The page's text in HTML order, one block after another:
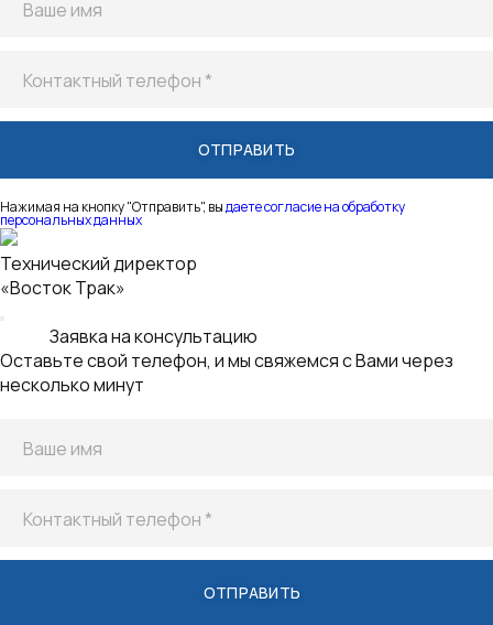
Контактный телефон *
Нажимая на кнопку "Отправить", вы даете согласие на обработку
Технический директор
«Восток Трак»
Заявка на консультацию
несколько минут